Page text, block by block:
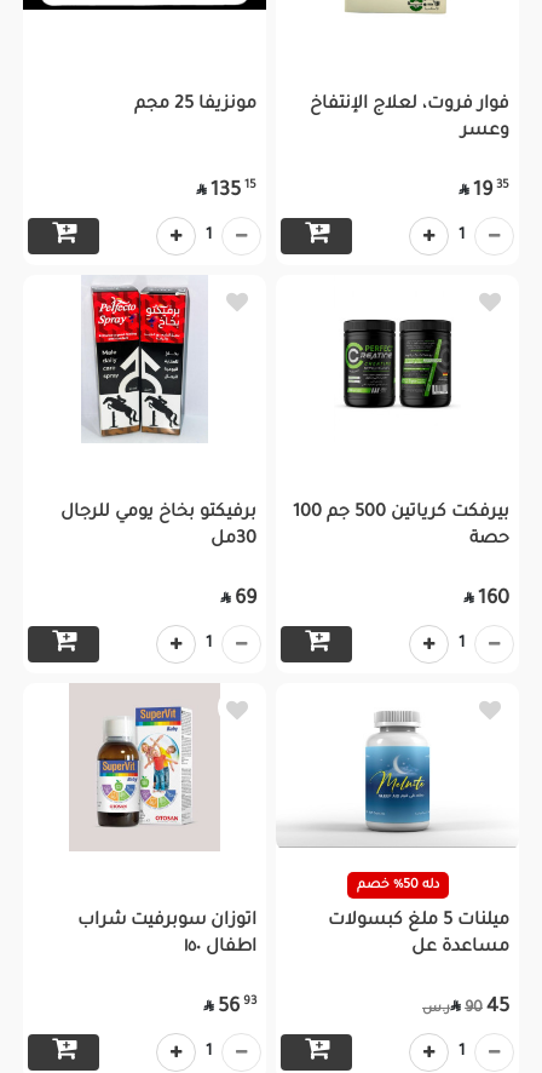
فوار فروت، لعلاج الإنتفاخ
وعسر
35
19

1
مونزيفا 25 مجم
15
135

1
بيرفكت كرياتين 500 جم 100
حصة
160

1
برفيكتو بخاخ يومي للرجال
30مل
69

1
دله 50% خصم
ميلنات 5 ملغ كبسولات
مساعدة عل
45
 90 ر.س
1
اتوزان سوبرفيت شراب
اطفال ١٥٠
93
56

1